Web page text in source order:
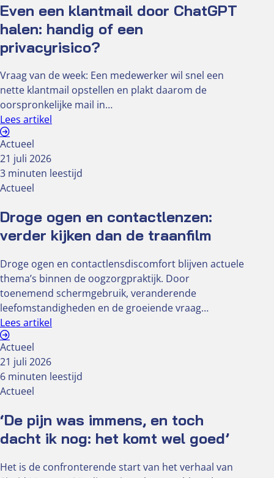
Even een klantmail door ChatGPT
halen: handig of een
privacyrisico?
Vraag van de week: Een medewerker wil snel een
nette klantmail opstellen en plakt daarom de
oorspronkelijke mail in…
Lees artikel
Actueel
21 juli 2026
3 minuten leestijd
Actueel
Droge ogen en contactlenzen:
verder kijken dan de traanfilm
Droge ogen en contactlensdiscomfort blijven actuele
thema’s binnen de oogzorgpraktijk. Door
toenemend schermgebruik, veranderende
leefomstandigheden en de groeiende vraag…
Lees artikel
Actueel
21 juli 2026
6 minuten leestijd
Actueel
‘De pijn was immens, en toch
dacht ik nog: het komt wel goed’
Het is de confronterende start van het verhaal van